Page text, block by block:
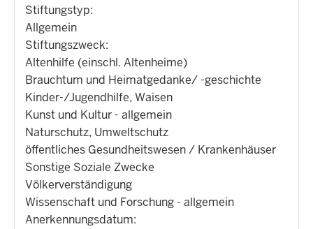
Stiftungstyp:
Allgemein
Stiftungszweck:
Altenhilfe (einschl. Altenheime)
Brauchtum und Heimatgedanke/ -geschichte
Kinder-/Jugendhilfe, Waisen
Kunst und Kultur - allgemein
Naturschutz, Umweltschutz
öffentliches Gesundheitswesen / Krankenhäuser
Sonstige Soziale Zwecke
Völkerverständigung
Wissenschaft und Forschung - allgemein
Anerkennungsdatum: